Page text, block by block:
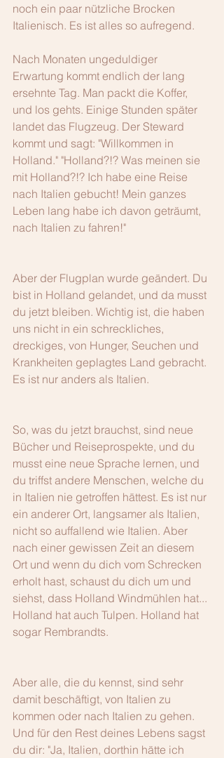
noch ein paar nützliche Brocken
Italienisch. Es ist alles so aufregend.
Nach Monaten ungeduldiger
Erwartung kommt endlich der lang
ersehnte Tag. Man packt die Koffer,
und los gehts. Einige Stunden später
landet das Flugzeug. Der Steward
kommt und sagt: "Willkommen in
Holland." "Holland?!? Was meinen sie
mit Holland?!? Ich habe eine Reise
nach Italien gebucht! Mein ganzes
Leben lang habe ich davon geträumt,
nach Italien zu fahren!"
Aber der Flugplan wurde geändert. Du
bist in Holland gelandet, und da musst
du jetzt bleiben. Wichtig ist, die haben
uns nicht in ein schreckliches,
dreckiges, von Hunger, Seuchen und
Krankheiten geplagtes Land gebracht.
Es ist nur anders als Italien.
So, was du jetzt brauchst, sind neue
Bücher und Reiseprospekte, und du
musst eine neue Sprache lernen, und
du triffst andere Menschen, welche du
in Italien nie getroffen hättest. Es ist nur
ein anderer Ort, langsamer als Italien,
nicht so auffallend wie Italien. Aber
nach einer gewissen Zeit an diesem
Ort und wenn du dich vom Schrecken
erholt hast, schaust du dich um und
siehst, dass Holland Windmühlen hat...
Holland hat auch Tulpen. Holland hat
sogar Rembrandts.
Aber alle, die du kennst, sind sehr
damit beschäftigt, von Italien zu
kommen oder nach Italien zu gehen.
Und für den Rest deines Lebens sagst
du dir: "Ja, Italien, dorthin hätte ich